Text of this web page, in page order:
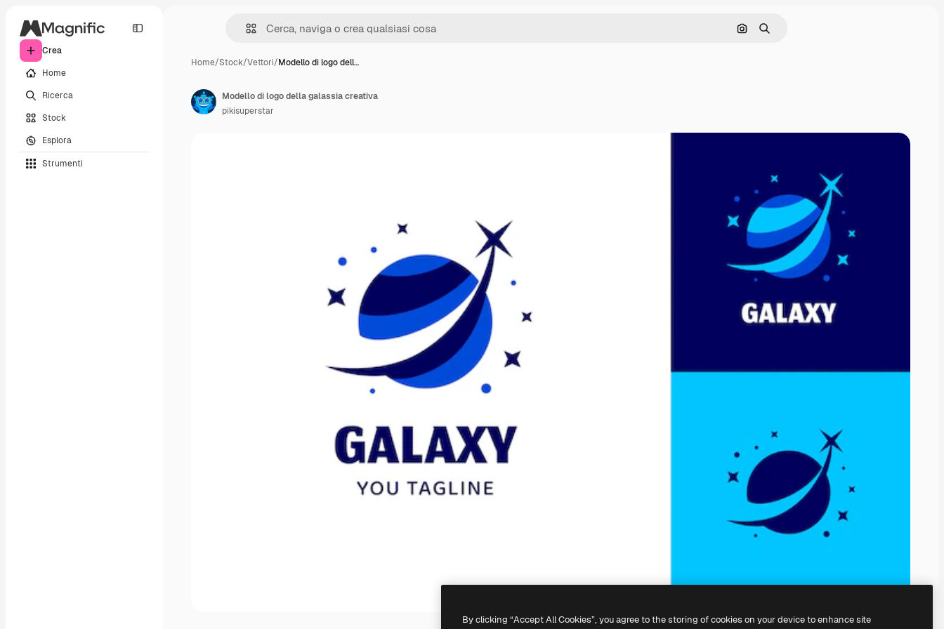
Crea
Home
Ricerca
Stock
Esplora
Strumenti
Cerca per immagine
Ricerca
Home/Stock/Vettori/Modello di logo dell…
Modello di logo della galassia creativa
pikisuperstar
By clicking “Accept All Cookies”, you agree to the storing of cookies on your device to enhance site